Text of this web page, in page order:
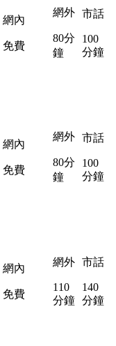
網內
免費
網外
80分
鐘
市話
100
分鐘
網內
免費
網外
80分
鐘
市話
100
分鐘
網內
免費
網外
110
分鐘
市話
140
分鐘